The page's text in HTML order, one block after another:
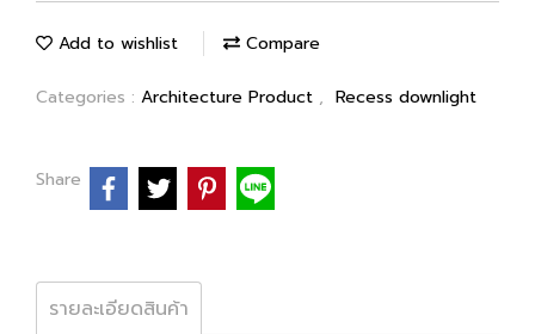
Add to wishlist Compare
Categories : Architecture Product , Recess downlight
Share
รายละเอียดสินค้า